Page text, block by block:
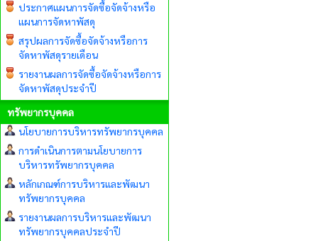
ประกาศแผนการจัดซื้อจัดจ้างหรือ
แผนการจัดหาพัสดุ
สรุปผลการจัดซื้อจัดจ้างหรือการ
จัดหาพัสดุรายเดือน
รายงานผลการจัดซื้อจัดจ้างหรือการ
จัดหาพัสดุประจำปี
ทรัพยากรบุคคล
นโยบายการบริหารทรัพยากรบุคคล
การดำเนินการตามนโยบายการ
บริหารทรัพยากรบุคคล
หลักเกณฑ์การบริหารและพัฒนา
ทรัพยากรบุคคล
รายงานผลการบริหารและพัฒนา
ทรัพยากรบุคคลประจำปี